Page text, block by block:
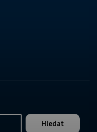
Hledat